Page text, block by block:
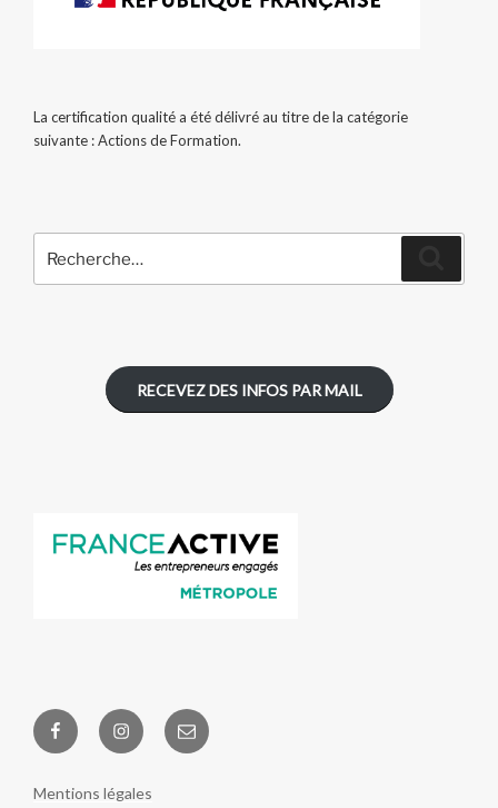
La certification qualité a été délivré au titre de la catégorie
suivante : Actions de Formation.
pour
RECEVEZ DES INFOS PAR MAIL
FacebookInstagram
Ouvriers
E-
mail
Mentions légales